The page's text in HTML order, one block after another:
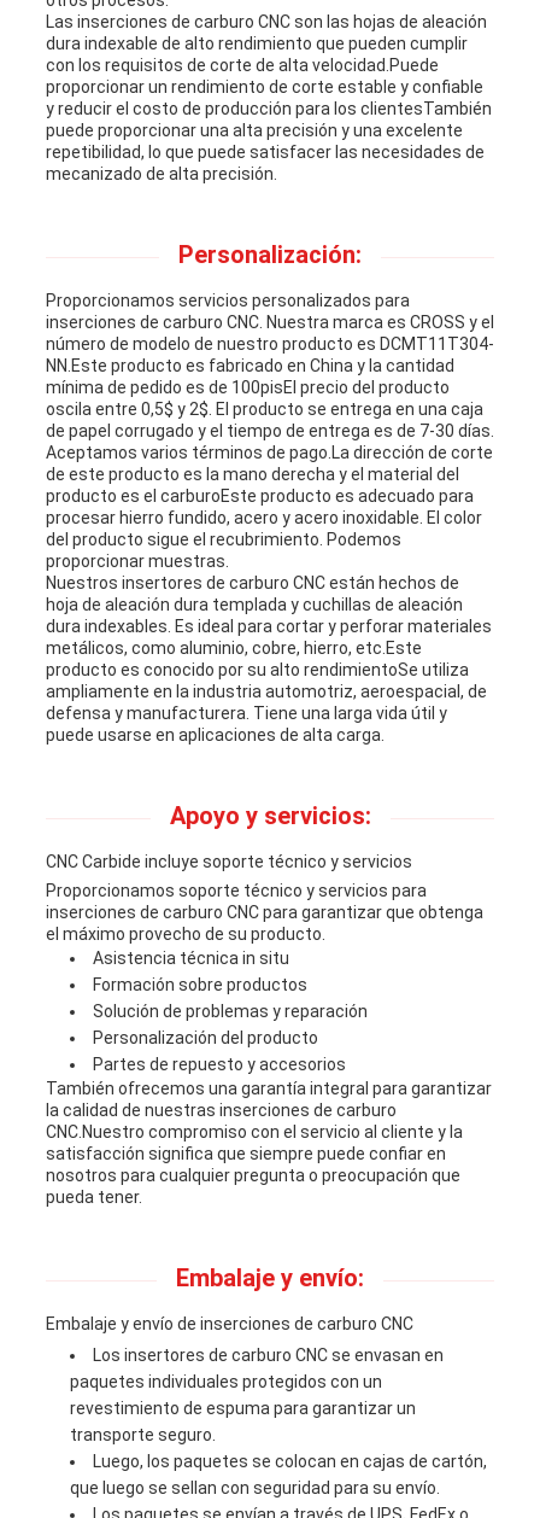
Las inserciones de carburo CNC son las hojas de aleación
dura indexable de alto rendimiento que pueden cumplir
con los requisitos de corte de alta velocidad.Puede
proporcionar un rendimiento de corte estable y confiable
y reducir el costo de producción para los clientesTambién
puede proporcionar una alta precisión y una excelente
repetibilidad, lo que puede satisfacer las necesidades de
mecanizado de alta precisión.
Personalización:
Proporcionamos servicios personalizados para
inserciones de carburo CNC. Nuestra marca es CROSS y el
número de modelo de nuestro producto es DCMT11T304-
NN.Este producto es fabricado en China y la cantidad
mínima de pedido es de 100pisEl precio del producto
oscila entre 0,5$ y 2$. El producto se entrega en una caja
de papel corrugado y el tiempo de entrega es de 7-30 días.
Aceptamos varios términos de pago.La dirección de corte
de este producto es la mano derecha y el material del
producto es el carburoEste producto es adecuado para
procesar hierro fundido, acero y acero inoxidable. El color
del producto sigue el recubrimiento. Podemos
proporcionar muestras.
Nuestros insertores de carburo CNC están hechos de
hoja de aleación dura templada y cuchillas de aleación
dura indexables. Es ideal para cortar y perforar materiales
metálicos, como aluminio, cobre, hierro, etc.Este
producto es conocido por su alto rendimientoSe utiliza
ampliamente en la industria automotriz, aeroespacial, de
defensa y manufacturera. Tiene una larga vida útil y
puede usarse en aplicaciones de alta carga.
Apoyo y servicios:
CNC Carbide incluye soporte técnico y servicios
Proporcionamos soporte técnico y servicios para
inserciones de carburo CNC para garantizar que obtenga
el máximo provecho de su producto.
Asistencia técnica in situ
Formación sobre productos
Solución de problemas y reparación
Personalización del producto
Partes de repuesto y accesorios
También ofrecemos una garantía integral para garantizar
la calidad de nuestras inserciones de carburo
CNC.Nuestro compromiso con el servicio al cliente y la
satisfacción significa que siempre puede confiar en
nosotros para cualquier pregunta o preocupación que
pueda tener.
Embalaje y envío:
Embalaje y envío de inserciones de carburo CNC
Los insertores de carburo CNC se envasan en
paquetes individuales protegidos con un
revestimiento de espuma para garantizar un
transporte seguro.
Luego, los paquetes se colocan en cajas de cartón,
que luego se sellan con seguridad para su envío.